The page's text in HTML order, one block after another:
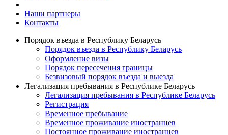
Наши партнеры
Контакты
Порядок въезда в Республику Беларусь
Порядок въезда в Республику Беларусь
Оформление визы
Порядок пересечения границы
Безвизовый порядок въезда и выезда
Легализация пребывания в Республике Беларусь
Легализация пребывания в Республике Беларусь
Регистрация
Временное пребывание
Временное проживание иностранцев
Постоянное проживание иностранцев